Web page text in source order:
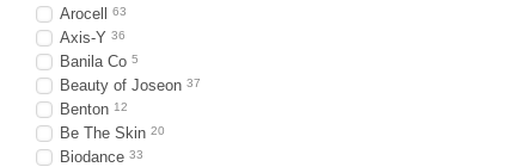
Arocell 63
Axis-Y 36
Banila Co 5
Beauty of Joseon 37
Benton 12
Be The Skin 20
Biodance 33